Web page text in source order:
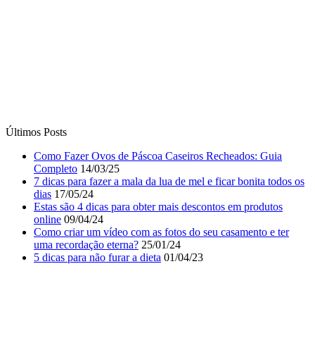
Últimos Posts
Como Fazer Ovos de Páscoa Caseiros Recheados: Guia
Completo 14/03/25
7 dicas para fazer a mala da lua de mel e ficar bonita todos os
dias 17/05/24
Estas são 4 dicas para obter mais descontos em produtos
online 09/04/24
Como criar um vídeo com as fotos do seu casamento e ter
uma recordação eterna? 25/01/24
5 dicas para não furar a dieta 01/04/23